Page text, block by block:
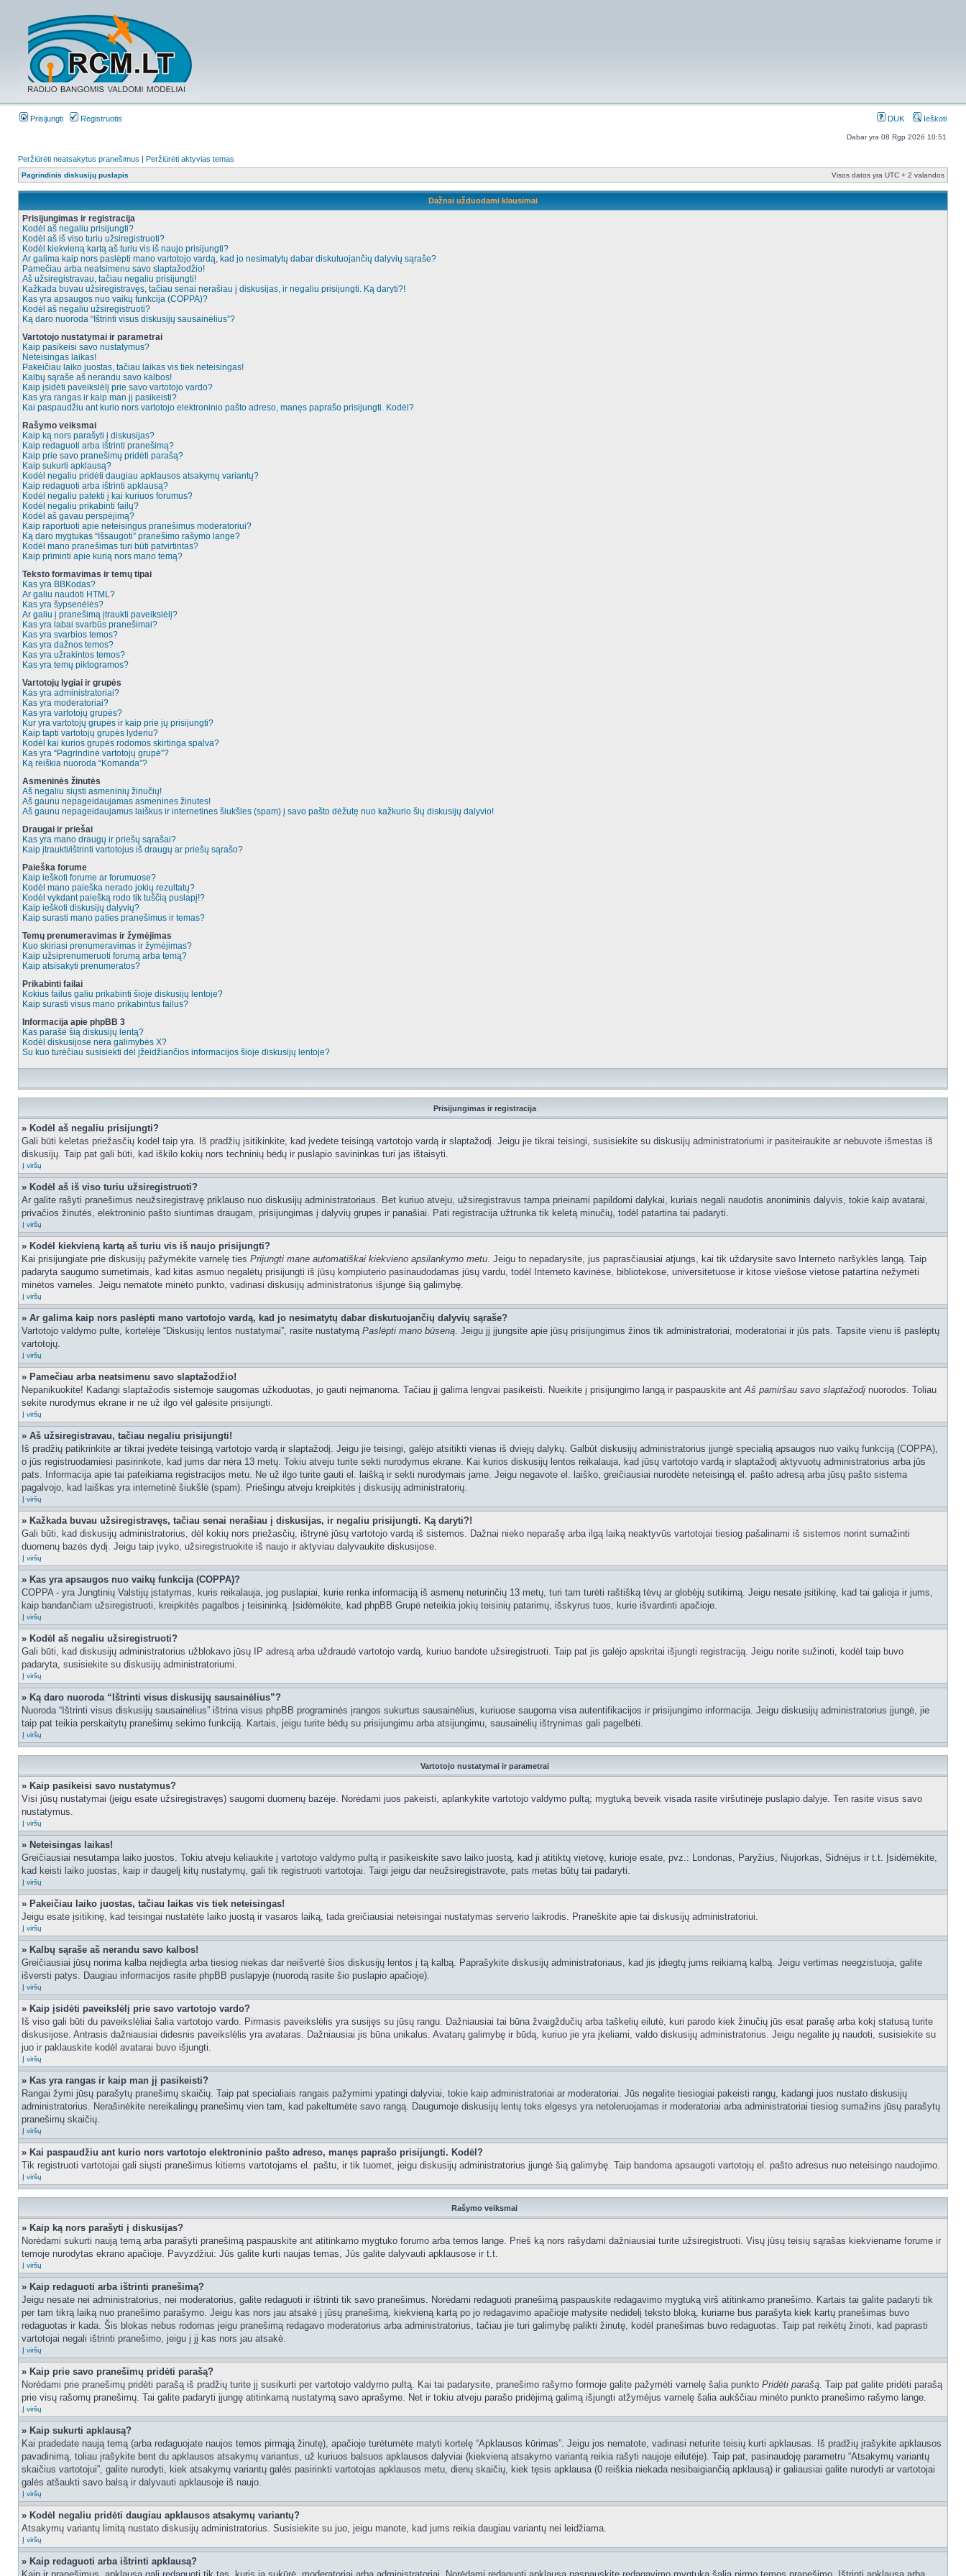
Prisijungti Registruotis DUK Ieškoti
Dabar yra 08 Rgp 2026 10:51
Peržiūrėti neatsakytus pranešimus | Peržiūrėti aktyvias temas
Pagrindinis diskusijų puslapis Visos datos yra UTC + 2 valandos
Dažnai užduodami klausimai
Prisijungimas ir registracija
Kodėl aš negaliu prisijungti?
Kodėl aš iš viso turiu užsiregistruoti?
Kodėl kiekvieną kartą aš turiu vis iš naujo prisijungti?
Ar galima kaip nors paslėpti mano vartotojo vardą, kad jo nesimatytų dabar diskutuojančių dalyvių sąraše?
Pamečiau arba neatsimenu savo slaptažodžio!
Aš užsiregistravau, tačiau negaliu prisijungti!
Kažkada buvau užsiregistravęs, tačiau senai nerašiau į diskusijas, ir negaliu prisijungti. Ką daryti?!
Kas yra apsaugos nuo vaikų funkcija (COPPA)?
Kodėl aš negaliu užsiregistruoti?
Ką daro nuoroda “Ištrinti visus diskusijų sausainėlius”?
Vartotojo nustatymai ir parametrai
Kaip pasikeisi savo nustatymus?
Neteisingas laikas!
Pakeičiau laiko juostas, tačiau laikas vis tiek neteisingas!
Kalbų sąraše aš nerandu savo kalbos!
Kaip įsidėti paveikslėlį prie savo vartotojo vardo?
Kas yra rangas ir kaip man jį pasikeisti?
Kai paspaudžiu ant kurio nors vartotojo elektroninio pašto adreso, manęs paprašo prisijungti. Kodėl?
Rašymo veiksmai
Kaip ką nors parašyti į diskusijas?
Kaip redaguoti arba ištrinti pranešimą?
Kaip prie savo pranešimų pridėti parašą?
Kaip sukurti apklausą?
Kodėl negaliu pridėti daugiau apklausos atsakymų variantų?
Kaip redaguoti arba ištrinti apklausą?
Kodėl negaliu patekti į kai kuriuos forumus?
Kodėl negaliu prikabinti failų?
Kodėl aš gavau perspėjimą?
Kaip raportuoti apie neteisingus pranešimus moderatoriui?
Ką daro mygtukas “Išsaugoti” pranešimo rašymo lange?
Kodėl mano pranešimas turi būti patvirtintas?
Kaip priminti apie kurią nors mano temą?
Teksto formavimas ir temų tipai
Kas yra BBKodas?
Ar galiu naudoti HTML?
Kas yra šypsenėlės?
Ar galiu į pranešimą įtraukti paveikslėlį?
Kas yra labai svarbūs pranešimai?
Kas yra svarbios temos?
Kas yra dažnos temos?
Kas yra užrakintos temos?
Kas yra temų piktogramos?
Vartotojų lygiai ir grupės
Kas yra administratoriai?
Kas yra moderatoriai?
Kas yra vartotojų grupės?
Kur yra vartotojų grupės ir kaip prie jų prisijungti?
Kaip tapti vartotojų grupės lyderiu?
Kodėl kai kurios grupės rodomos skirtinga spalva?
Kas yra “Pagrindinė vartotojų grupė”?
Ką reiškia nuoroda “Komanda”?
Asmeninės žinutės
Aš negaliu siųsti asmeninių žinučių!
Aš gaunu nepageidaujamas asmenines žinutes!
Aš gaunu nepageidaujamus laiškus ir internetines šiukšles (spam) į savo pašto dėžutę nuo kažkurio šių diskusijų dalyvio!
Draugai ir priešai
Kas yra mano draugų ir priešų sąrašai?
Kaip įtraukti/ištrinti vartotojus iš draugų ar priešų sąrašo?
Paieška forume
Kaip ieškoti forume ar forumuose?
Kodėl mano paieška nerado jokių rezultatų?
Kodėl vykdant paiešką rodo tik tuščią puslapį!?
Kaip ieškoti diskusijų dalyvių?
Kaip surasti mano paties pranešimus ir temas?
Temų prenumeravimas ir žymėjimas
Kuo skiriasi prenumeravimas ir žymėjimas?
Kaip užsiprenumeruoti forumą arba temą?
Kaip atsisakyti prenumeratos?
Prikabinti failai
Kokius failus galiu prikabinti šioje diskusijų lentoje?
Kaip surasti visus mano prikabintus failus?
Informacija apie phpBB 3
Kas parašė šią diskusijų lentą?
Kodėl diskusijose nėra galimybės X?
Su kuo turėčiau susisiekti dėl įžeidžiančios informacijos šioje diskusijų lentoje?
Prisijungimas ir registracija
» Kodėl aš negaliu prisijungti?
Gali būti keletas priežasčių kodėl taip yra. Iš pradžių įsitikinkite, kad įvedėte teisingą vartotojo vardą ir slaptažodį. Jeigu jie tikrai teisingi, susisiekite su diskusijų administratoriumi ir pasiteiraukite ar nebuvote išmestas iš
diskusijų. Taip pat gali būti, kad iškilo kokių nors techninių bėdų ir puslapio savininkas turi jas ištaisyti.
Į viršų
» Kodėl aš iš viso turiu užsiregistruoti?
Ar galite rašyti pranešimus neužsiregistravę priklauso nuo diskusijų administratoriaus. Bet kuriuo atveju, užsiregistravus tampa prieinami papildomi dalykai, kuriais negali naudotis anoniminis dalyvis, tokie kaip avatarai,
privačios žinutės, elektroninio pašto siuntimas draugam, prisijungimas į dalyvių grupes ir panašiai. Pati registracija užtrunka tik keletą minučių, todėl patartina tai padaryti.
Į viršų
» Kodėl kiekvieną kartą aš turiu vis iš naujo prisijungti?
Kai prisijungiate prie diskusijų pažymėkite varnelę ties Prijungti mane automatiškai kiekvieno apsilankymo metu. Jeigu to nepadarysite, jus paprasčiausiai atjungs, kai tik uždarysite savo Interneto naršyklės langą. Taip
padaryta saugumo sumetimais, kad kitas asmuo negalėtų prisijungti iš jūsų kompiuterio pasinaudodamas jūsų vardu, todėl Interneto kavinėse, bibliotekose, universitetuose ir kitose viešose vietose patartina nežymėti
minėtos varneles. Jeigu nematote minėto punkto, vadinasi diskusijų administratorius išjungė šią galimybę.
Į viršų
» Ar galima kaip nors paslėpti mano vartotojo vardą, kad jo nesimatytų dabar diskutuojančių dalyvių sąraše?
Vartotojo valdymo pulte, kortelėje “Diskusijų lentos nustatymai”, rasite nustatymą Paslėpti mano būseną. Jeigu jį įjungsite apie jūsų prisijungimus žinos tik administratoriai, moderatoriai ir jūs pats. Tapsite vienu iš paslėptų
vartotojų.
Į viršų
» Pamečiau arba neatsimenu savo slaptažodžio!
Nepanikuokite! Kadangi slaptažodis sistemoje saugomas užkoduotas, jo gauti neįmanoma. Tačiau jį galima lengvai pasikeisti. Nueikite į prisijungimo langą ir paspauskite antAš pamiršau savo slaptažodį nuorodos. Toliau
sekite nurodymus ekrane ir ne už ilgo vėl galėsite prisijungti.
Į viršų
» Aš užsiregistravau, tačiau negaliu prisijungti!
Iš pradžių patikrinkite ar tikrai įvedėte teisingą vartotojo vardą ir slaptažodį. Jeigu jie teisingi, galėjo atsitikti vienas iš dviejų dalykų. Galbūt diskusijų administratorius įjungė specialią apsaugos nuo vaikų funkciją (COPPA),
o jūs registruodamiesi pasirinkote, kad jums dar nėra 13 metų. Tokiu atveju turite sekti nurodymus ekrane. Kai kurios diskusijų lentos reikalauja, kad jūsų vartotojo vardą ir slaptažodį aktyvuotų administratorius arba jūs
pats. Informacija apie tai pateikiama registracijos metu. Ne už ilgo turite gauti el. laišką ir sekti nurodymais jame. Jeigu negavote el. laiško, greičiausiai nurodėte neteisingą el. pašto adresą arba jūsų pašto sistema
pagalvojo, kad laiškas yra internetinė šiukšlė (spam). Priešingu atveju kreipkitės į diskusijų administratorių.
Į viršų
» Kažkada buvau užsiregistravęs, tačiau senai nerašiau į diskusijas, ir negaliu prisijungti. Ką daryti?!
Gali būti, kad diskusijų administratorius, dėl kokių nors priežasčių, ištrynė jūsų vartotojo vardą iš sistemos. Dažnai nieko neparašę arba ilgą laiką neaktyvūs vartotojai tiesiog pašalinami iš sistemos norint sumažinti
duomenų bazės dydį. Jeigu taip įvyko, užsiregistruokite iš naujo ir aktyviau dalyvaukite diskusijose.
Į viršų
» Kas yra apsaugos nuo vaikų funkcija (COPPA)?
COPPA - yra Jungtinių Valstijų įstatymas, kuris reikalauja, jog puslapiai, kurie renka informaciją iš asmenų neturinčių 13 metų, turi tam turėti raštišką tėvų ar globėjų sutikimą. Jeigu nesate įsitikinę, kad tai galioja ir jums,
kaip bandančiam užsiregistruoti, kreipkitės pagalbos į teisininką. Įsidėmėkite, kad phpBB Grupė neteikia jokių teisinių patarimų, išskyrus tuos, kurie išvardinti apačioje.
Į viršų
» Kodėl aš negaliu užsiregistruoti?
Gali būti, kad diskusijų administratorius užblokavo jūsų IP adresą arba uždraudė vartotojo vardą, kuriuo bandote užsiregistruoti. Taip pat jis galėjo apskritai išjungti registraciją. Jeigu norite sužinoti, kodėl taip buvo
padaryta, susisiekite su diskusijų administratoriumi.
Į viršų
» Ką daro nuoroda “Ištrinti visus diskusijų sausainėlius”?
Nuoroda “Ištrinti visus diskusijų sausainėlius” ištrina visus phpBB programinės įrangos sukurtus sausainėlius, kuriuose saugoma visa autentifikacijos ir prisijungimo informacija. Jeigu diskusijų administratorius įjungė, jie
taip pat teikia perskaitytų pranešimų sekimo funkciją. Kartais, jeigu turite bėdų su prisijungimu arba atsijungimu, sausainėlių ištrynimas gali pagelbėti.
Į viršų
Vartotojo nustatymai ir parametrai
» Kaip pasikeisi savo nustatymus?
Visi jūsų nustatymai (jeigu esate užsiregistravęs) saugomi duomenų bazėje. Norėdami juos pakeisti, aplankykite vartotojo valdymo pultą; mygtuką beveik visada rasite viršutinėje puslapio dalyje. Ten rasite visus savo
nustatymus.
Į viršų
» Neteisingas laikas!
Greičiausiai nesutampa laiko juostos. Tokiu atveju keliaukite į vartotojo valdymo pultą ir pasikeiskite savo laiko juostą, kad ji atitiktų vietovę, kurioje esate, pvz.: Londonas, Paryžius, Niujorkas, Sidnėjus ir t.t. Įsidėmėkite,
kad keisti laiko juostas, kaip ir daugelį kitų nustatymų, gali tik registruoti vartotojai. Taigi jeigu dar neužsiregistravote, pats metas būtų tai padaryti.
Į viršų
» Pakeičiau laiko juostas, tačiau laikas vis tiek neteisingas!
Jeigu esate įsitikinę, kad teisingai nustatėte laiko juostą ir vasaros laiką, tada greičiausiai neteisingai nustatymas serverio laikrodis. Praneškite apie tai diskusijų administratoriui.
Į viršų
» Kalbų sąraše aš nerandu savo kalbos!
Greičiausiai jūsų norima kalba neįdiegta arba tiesiog niekas dar neišvertė šios diskusijų lentos į tą kalbą. Paprašykite diskusijų administratoriaus, kad jis įdiegtų jums reikiamą kalbą. Jeigu vertimas neegzistuoja, galite
išversti patys. Daugiau informacijos rasite phpBB puslapyje (nuorodą rasite šio puslapio apačioje).
Į viršų
» Kaip įsidėti paveikslėlį prie savo vartotojo vardo?
Iš viso gali būti du paveikslėliai šalia vartotojo vardo. Pirmasis paveikslėlis yra susijęs su jūsų rangu. Dažniausiai tai būna žvaigždučių arba taškelių eilutė, kuri parodo kiek žinučių jūs esat parašę arba kokį statusą turite
diskusijose. Antrasis dažniausiai didesnis paveikslėlis yra avataras. Dažniausiai jis būna unikalus. Avatarų galimybę ir būdą, kuriuo jie yra įkeliami, valdo diskusijų administratorius. Jeigu negalite jų naudoti, susisiekite su
juo ir paklauskite kodėl avatarai buvo išjungti.
Į viršų
» Kas yra rangas ir kaip man jį pasikeisti?
Rangai žymi jūsų parašytų pranešimų skaičių. Taip pat specialiais rangais pažymimi ypatingi dalyviai, tokie kaip administratoriai ar moderatoriai. Jūs negalite tiesiogiai pakeisti rangų, kadangi juos nustato diskusijų
administratorius. Nerašinėkite nereikalingų pranešimų vien tam, kad pakeltumėte savo rangą. Daugumoje diskusijų lentų toks elgesys yra netoleruojamas ir moderatoriai arba administratoriai tiesiog sumažins jūsų parašytų
pranešimų skaičių.
Į viršų
» Kai paspaudžiu ant kurio nors vartotojo elektroninio pašto adreso, manęs paprašo prisijungti. Kodėl?
Tik registruoti vartotojai gali siųsti pranešimus kitiems vartotojams el. paštu, ir tik tuomet, jeigu diskusijų administratorius įjungė šią galimybę. Taip bandoma apsaugoti vartotojų el. pašto adresus nuo neteisingo naudojimo.
Į viršų
Rašymo veiksmai
» Kaip ką nors parašyti į diskusijas?
Norėdami sukurti naują temą arba parašyti pranešimą paspauskite ant atitinkamo mygtuko forumo arba temos lange. Prieš ką nors rašydami dažniausiai turite užsiregistruoti. Visų jūsų teisių sąrašas kiekviename forume ir
temoje nurodytas ekrano apačioje. Pavyzdžiui: Jūs galite kurti naujas temas, Jūs galite dalyvauti apklausose ir t.t.
Į viršų
» Kaip redaguoti arba ištrinti pranešimą?
Jeigu nesate nei administratorius, nei moderatorius, galite redaguoti ir ištrinti tik savo pranešimus. Norėdami redaguoti pranešimą paspauskite redagavimo mygtuką virš atitinkamo pranešimo. Kartais tai galite padaryti tik
per tam tikrą laiką nuo pranešimo parašymo. Jeigu kas nors jau atsakė į jūsų pranešimą, kiekvieną kartą po jo redagavimo apačioje matysite nedidelį teksto bloką, kuriame bus parašyta kiek kartų pranešimas buvo
redaguotas ir kada. Šis blokas nebus rodomas jeigu pranešimą redagavo moderatorius arba administratorius, tačiau jie turi galimybę palikti žinutę, kodėl pranešimas buvo redaguotas. Taip pat reikėtų žinoti, kad paprasti
vartotojai negali ištrinti pranešimo, jeigu į jį kas nors jau atsakė.
Į viršų
» Kaip prie savo pranešimų pridėti parašą?
Norėdami prie pranešimų pridėti parašą iš pradžių turite jį susikurti per vartotojo valdymo pultą. Kai tai padarysite, pranešimo rašymo formoje galite pažymėti varnelę šalia punkto Pridėti parašą. Taip pat galite pridėti parašą
prie visų rašomų pranešimų. Tai galite padaryti įjungę atitinkamą nustatymą savo aprašyme. Net ir tokiu atveju parašo pridėjimą galimą išjungti atžymėjus varnelę šalia aukščiau minėto punkto pranešimo rašymo lange.
Į viršų
» Kaip sukurti apklausą?
Kai pradedate naują temą (arba redaguojate naujos temos pirmąją žinutę), apačioje turėtumėte matyti kortelę “Apklausos kūrimas”. Jeigu jos nematote, vadinasi neturite teisių kurti apklausas. Iš pradžių įrašykite apklausos
pavadinimą, toliau įrašykite bent du apklausos atsakymų variantus, už kuriuos balsuos apklausos dalyviai (kiekvieną atsakymo variantą reikia rašyti naujoje eilutėje). Taip pat, pasinaudoję parametru “Atsakymų variantų
skaičius vartotojui”, galite nurodyti, kiek atsakymų variantų galės pasirinkti vartotojas apklausos metu, dienų skaičių, kiek tęsis apklausa (0 reiškia niekada nesibaigiančią apklausą) ir galiausiai galite nurodyti ar vartotojai
galės atšaukti savo balsą ir dalyvauti apklausoje iš naujo.
Į viršų
» Kodėl negaliu pridėti daugiau apklausos atsakymų variantų?
Atsakymų variantų limitą nustato diskusijų administratorius. Susisiekite su juo, jeigu manote, kad jums reikia daugiau variantų nei leidžiama.
Į viršų
» Kaip redaguoti arba ištrinti apklausą?